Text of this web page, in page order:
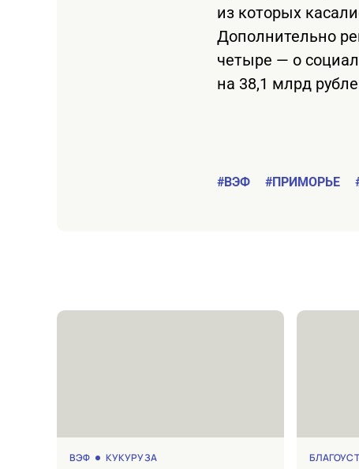
из которых
Дополнительно
четыре — о
на 38,1 млрд
#ВЭФ #ПРИМОРЬЕ
ВЭФ КУКУРУЗА